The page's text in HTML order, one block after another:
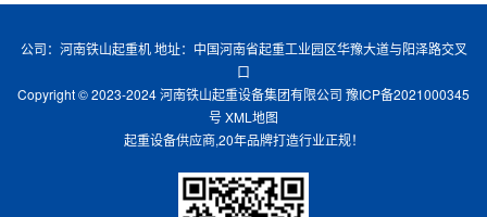
公司：河南铁山起重机 地址：中国河南省起重工业园区华豫大道与阳泽路交叉
口
Copyright © 2023-2024 河南铁山起重设备集团有限公司 豫ICP备2021000345
号XML地图
起重设备供应商,20年品牌打造行业正规！